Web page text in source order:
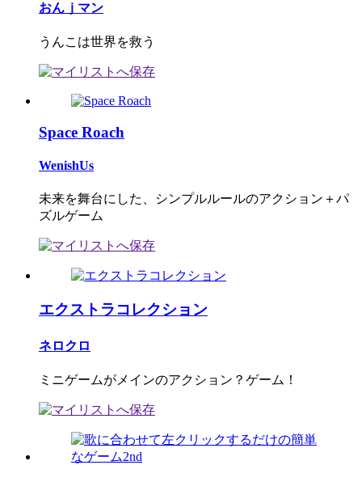
おんｊマン
うんこは世界を救う
Space Roach
WenishUs
未来を舞台にした、シンプルルールのアクション＋パ
ズルゲーム
エクストラコレクション
ネロクロ
ミニゲームがメインのアクション？ゲーム！